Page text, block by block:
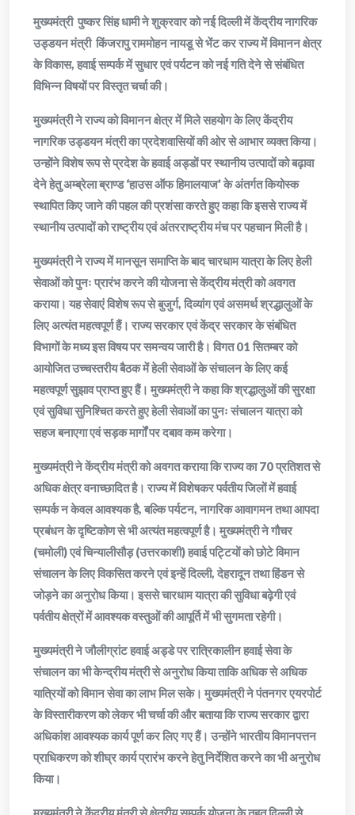
मुख्यमंत्री पुष्कर सिंह धामी ने शुक्रवार को नई दिल्ली में केंद्रीय नागरिक
उड्डयन मंत्री किंजरापु राममोहन नायडू से भेंट कर राज्य में विमानन क्षेत्र
के विकास, हवाई सम्पर्क में सुधार एवं पर्यटन को नई गति देने से संबंधित
विभिन्न विषयों पर विस्तृत चर्चा की।
मुख्यमंत्री ने राज्य को विमानन क्षेत्र में मिले सहयोग के लिए केंद्रीय
नागरिक उड्डयन मंत्री का प्रदेशवासियों की ओर से आभार व्यक्त किया।
उन्होंने विशेष रूप से प्रदेश के हवाई अड्डों पर स्थानीय उत्पादों को बढ़ावा
देने हेतु अम्ब्रेला ब्राण्ड ‘हाउस ऑफ हिमालयाज’ के अंतर्गत कियोस्क
स्थापित किए जाने की पहल की प्रशंसा करते हुए कहा कि इससे राज्य में
स्थानीय उत्पादों को राष्ट्रीय एवं अंतरराष्ट्रीय मंच पर पहचान मिली है।
मुख्यमंत्री ने राज्य में मानसून समाप्ति के बाद चारधाम यात्रा के लिए हेली
सेवाओं को पुनः प्रारंभ करने की योजना से केंद्रीय मंत्री को अवगत
कराया। यह सेवाएं विशेष रूप से बुजुर्ग, दिव्यांग एवं असमर्थ श्रद्धालुओं के
लिए अत्यंत महत्वपूर्ण हैं। राज्य सरकार एवं केंद्र सरकार के संबंधित
विभागों के मध्य इस विषय पर समन्वय जारी है। विगत 01 सितम्बर को
आयोजित उच्चस्तरीय बैठक में हेली सेवाओं के संचालन के लिए कई
महत्वपूर्ण सुझाव प्राप्त हुए हैं। मुख्यमंत्री ने कहा कि श्रद्धालुओं की सुरक्षा
एवं सुविधा सुनिश्चित करते हुए हेली सेवाओं का पुनः संचालन यात्रा को
सहज बनाएगा एवं सड़क मार्गों पर दबाव कम करेगा।
मुख्यमंत्री ने केंद्रीय मंत्री को अवगत कराया कि राज्य का 70 प्रतिशत से
अधिक क्षेत्र वनाच्छादित है। राज्य में विशेषकर पर्वतीय जिलों में हवाई
सम्पर्क न केवल आवश्यक है, बल्कि पर्यटन, नागरिक आवागमन तथा आपदा
प्रबंधन के दृष्टिकोण से भी अत्यंत महत्वपूर्ण है। मुख्यमंत्री ने गौचर
(चमोली) एवं चिन्यालीसौड़ (उत्तरकाशी) हवाई पट्टियों को छोटे विमान
संचालन के लिए विकसित करने एवं इन्हें दिल्ली, देहरादून तथा हिंडन से
जोड़ने का अनुरोध किया। इससे चारधाम यात्रा की सुविधा बढ़ेगी एवं
पर्वतीय क्षेत्रों में आवश्यक वस्तुओं की आपूर्ति में भी सुगमता रहेगी।
मुख्यमंत्री ने जौलीग्रांट हवाई अड्डे पर रात्रिकालीन हवाई सेवा के
संचालन का भी केन्द्रीय मंत्री से अनुरोध किया ताकि अधिक से अधिक
यात्रियों को विमान सेवा का लाभ मिल सके। मुख्यमंत्री ने पंतनगर एयरपोर्ट
के विस्तारीकरण को लेकर भी चर्चा की और बताया कि राज्य सरकार द्वारा
अधिकांश आवश्यक कार्य पूर्ण कर लिए गए हैं। उन्होंने भारतीय विमानपत्तन
प्राधिकरण को शीघ्र कार्य प्रारंभ करने हेतु निर्देशित करने का भी अनुरोध
किया।